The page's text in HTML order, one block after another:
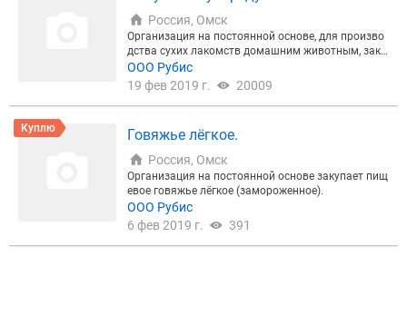
Россия, Омск
Организация на постоянной основе, для произво
дства сухих лакомств домашним животным, заку
пает субпродукты 2-ой категории. Говяжьи: Легко
е, уши, пенис, рубец не обработанный, ноги. Баран
анный. Куриные: Лапы, гребешки. Индюшачьи: Ла
ООО Рубис
19 фев 2019 г.
20009
Куплю Говяжье лёгкое.
Россия, Омск
Организация на постоянной основе закупает пищ
евое говяжье лёгкое (замороженное).
ООО Рубис
6 фев 2019 г.
391